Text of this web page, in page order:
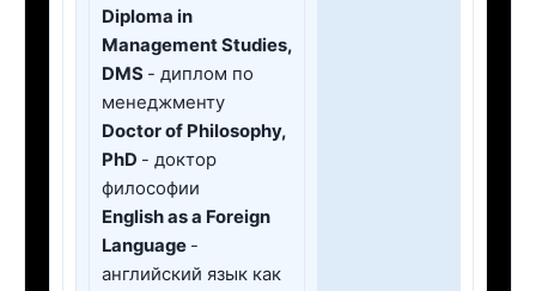
Diploma in
Management Studies,
DMS - диплом по
менеджменту
Doctor of Philosophy,
PhD - доктор
философии
English as a Foreign
Language -
английский язык как